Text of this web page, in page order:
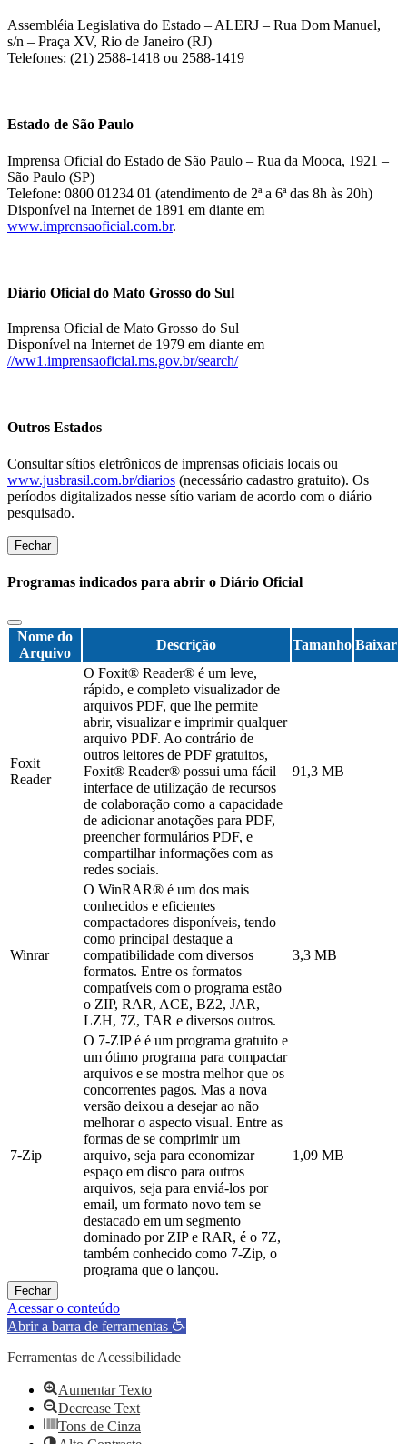
Assembléia Legislativa do Estado – ALERJ – Rua Dom Manuel,
s/n – Praça XV, Rio de Janeiro (RJ)
Telefones: (21) 2588-1418 ou 2588-1419
Estado de São Paulo
Imprensa Oficial do Estado de São Paulo – Rua da Mooca, 1921 –
São Paulo (SP)
Telefone: 0800 01234 01 (atendimento de 2ª a 6ª das 8h às 20h)
Disponível na Internet de 1891 em diante em
www.imprensaoficial.com.br.
Diário Oficial do Mato Grosso do Sul
Imprensa Oficial de Mato Grosso do Sul
Disponível na Internet de 1979 em diante em
//ww1.imprensaoficial.ms.gov.br/search/
Outros Estados
Consultar sítios eletrônicos de imprensas oficiais locais ou
www.jusbrasil.com.br/diarios (necessário cadastro gratuito). Os
períodos digitalizados nesse sítio variam de acordo com o diário
pesquisado.
Fechar
Programas indicados para abrir o Diário Oficial
Nome do
Arquivo
Descrição Tamanho Baixar
Foxit
Reader
O Foxit® Reader® é um leve,
rápido, e completo visualizador de
arquivos PDF, que lhe permite
abrir, visualizar e imprimir qualquer
arquivo PDF. Ao contrário de
outros leitores de PDF gratuitos,
Foxit® Reader® possui uma fácil
interface de utilização de recursos
de colaboração como a capacidade
de adicionar anotações para PDF,
preencher formulários PDF, e
compartilhar informações com as
redes sociais.
91,3 MB
Winrar
O WinRAR® é um dos mais
conhecidos e eficientes
compactadores disponíveis, tendo
como principal destaque a
compatibilidade com diversos
formatos. Entre os formatos
compatíveis com o programa estão
o ZIP, RAR, ACE, BZ2, JAR,
LZH, 7Z, TAR e diversos outros.
3,3 MB
7-Zip
O 7-ZIP é é um programa gratuito e
um ótimo programa para compactar
arquivos e se mostra melhor que os
concorrentes pagos. Mas a nova
versão deixou a desejar ao não
melhorar o aspecto visual. Entre as
formas de se comprimir um
arquivo, seja para economizar
espaço em disco para outros
arquivos, seja para enviá-los por
email, um formato novo tem se
destacado em um segmento
dominado por ZIP e RAR, é o 7Z,
também conhecido como 7-Zip, o
programa que o lançou.
1,09 MB
Fechar
Acessar o conteúdo
Abrir a barra de ferramentas
Ferramentas de Acessibilidade
Aumentar Texto
Decrease Text
Tons de Cinza